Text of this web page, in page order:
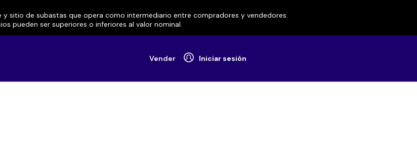
y sitio de subastas que opera como intermediario entre compradores y vendedores.
pueden ser superiores o inferiores al valor nominal.
Vender Iniciar sesión